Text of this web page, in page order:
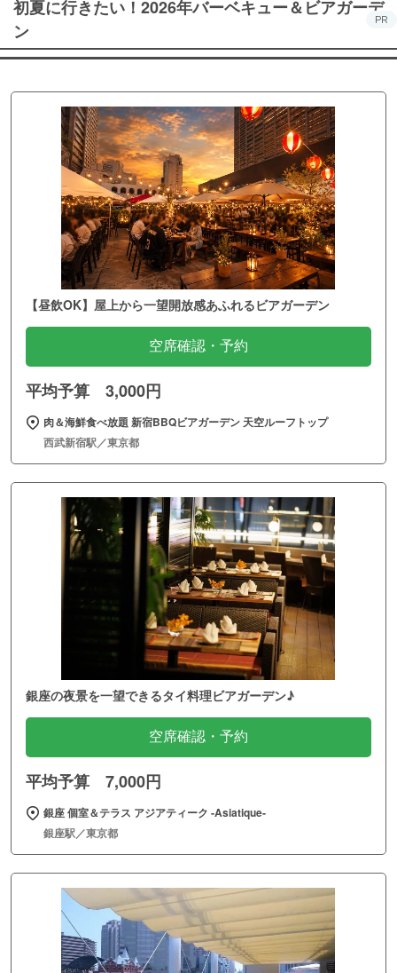
初夏に行きたい！2026年バーベキュー＆ビアガーデ
ン
PR
【昼飲OK】屋上から一望開放感あふれるビアガーデン
空席確認・予約
平均予算 3,000円
肉＆海鮮食べ放題 新宿BBQビアガーデン 天空ルーフトップ
西武新宿駅／東京都
銀座の夜景を一望できるタイ料理ビアガーデン♪
空席確認・予約
平均予算 7,000円
銀座 個室＆テラス アジアティーク ‐Asiatique‐
銀座駅／東京都